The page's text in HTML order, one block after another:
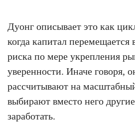
Дуонг описывает это как
когда капитал перемещается
риска по мере укрепления
уверенности. Иначе говоря,
рассчитывают на
выбирают вместо него
заработать.